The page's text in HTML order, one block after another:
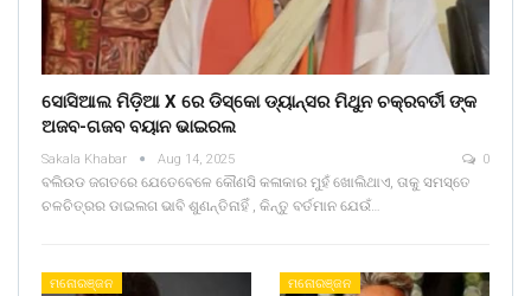
ସୋସିଆଲ ମିଡ଼ିଆ X ରେ ଡିସ୍କୋ ଡ୍ୟାନ୍ସର ମିଥୁନ ଚକ୍ରବର୍ତୀ ଙ୍କ
ଅଜବ-ଗଜବ ବୟାନ ଭାଇରଲ
Sakala Khabar Aug 14, 2025 0
ବଲିଉଡ ଜଗତରେ ଯେତେବେଳେ କୌଣସି କଳାକାର ମୁହଁ ଖୋଲିଥାଏ, ତାକୁ ସମସ୍ତେ
ଚଳଚିତ୍ରର ଡାଇଲଗ ଭାବି ଶୁଣନ୍ତିନାହିଁ , କିନ୍ତୁ ବର୍ତମାନ ଯେଉଁ…
ମନୋରଞ୍ଜନ ମନୋରଞ୍ଜନ